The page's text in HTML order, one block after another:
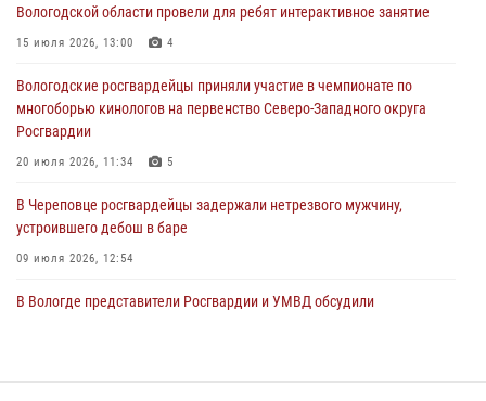
В Вологде росгвардейцы задержали мужчину, подозреваемого в
29 июля 2026, 09:08
Вологодской области провели для ребят интерактивное занятие
15 июля 2026, 13:00 4
Вологодские росгвардейцы приняли участие в чемпионате по
многоборью кинологов на первенство Северо-Западного округа
Росгвардии
20 июля 2026, 11:34 5
В Череповце росгвардейцы задержали нетрезвого мужчину,
устроившего дебош в баре
09 июля 2026, 12:54
В Вологде представители Росгвардии и УМВД обсудили